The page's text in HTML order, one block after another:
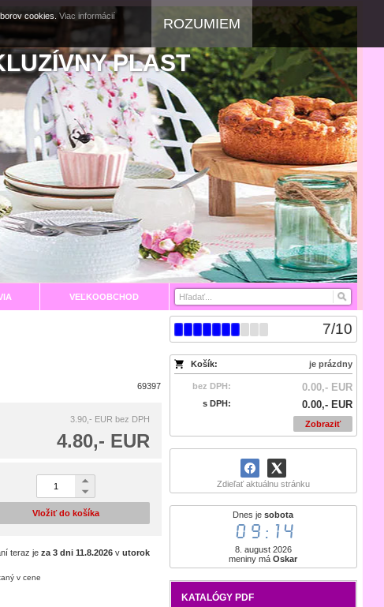
PLAST
VEĽKOOBCHOD
7/10
Košík: je prázdny
bez DPH: 0.00,- EUR
s DPH: 0.00,- EUR
Zobraziť
Zdieľať aktuálnu stránku
Dnes jesobota
09:14
8. august 2026
meniny máOskar
KATALÓGY PDF
69397
3.90,- EUR bez DPH
4.80,- EUR
Vložiť do košíka
teraz je za 3 dni 11.8.2026v utorok
v cene
cookies. Viac informácií
ROZUMIEM